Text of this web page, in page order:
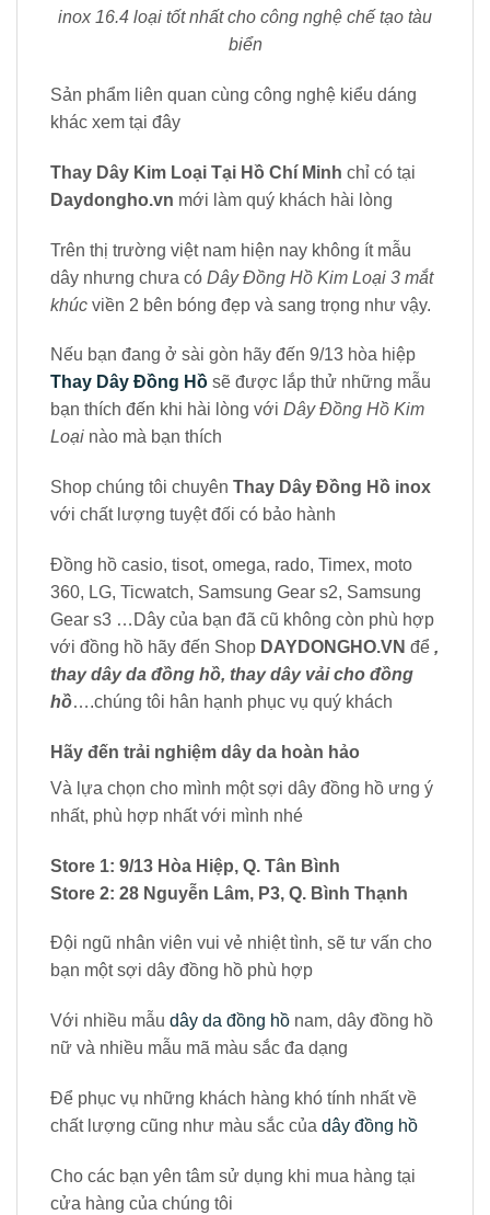
inox 16.4 loại tốt nhất cho công nghệ chế tạo tàu
biển
Sản phẩm liên quan cùng công nghệ kiểu dáng
khác xem tại đây
Thay Dây Kim Loại Tại Hồ Chí Minh chỉ có tại
Daydongho.vn mới làm quý khách hài lòng
Trên thị trường việt nam hiện nay không ít mẫu
dây nhưng chưa có Dây Đồng Hồ Kim Loại 3 mắt
khúc viền 2 bên bóng đẹp và sang trọng như vậy.
Nếu bạn đang ở sài gòn hãy đến 9/13 hòa hiệp
Thay Dây Đồng Hồ sẽ được lắp thử những mẫu
bạn thích đến khi hài lòng với Dây Đồng Hồ Kim
Loại nào mà bạn thích
Shop chúng tôi chuyên Thay Dây Đồng Hồ inox
với chất lượng tuyệt đối có bảo hành
Đồng hồ casio, tisot, omega, rado, Timex, moto
360, LG, Ticwatch, Samsung Gear s2, Samsung
Gear s3 …Dây của bạn đã cũ không còn phù hợp
với đồng hồ hãy đến Shop DAYDONGHO.VN để ,
thay dây da đồng hồ, thay dây vải cho đồng
hồ….chúng tôi hân hạnh phục vụ quý khách
Hãy đến trải nghiệm dây da hoàn hảo
Và lựa chọn cho mình một sợi dây đồng hồ ưng ý
nhất, phù hợp nhất với mình nhé
Store 1: 9/13 Hòa Hiệp, Q. Tân Bình
Store 2: 28 Nguyễn Lâm, P3, Q. Bình Thạnh
Đội ngũ nhân viên vui vẻ nhiệt tình, sẽ tư vấn cho
bạn một sợi dây đồng hồ phù hợp
Với nhiều mẫu dây da đồng hồ nam, dây đồng hồ
nữ và nhiều mẫu mã màu sắc đa dạng
Để phục vụ những khách hàng khó tính nhất về
chất lượng cũng như màu sắc của dây đồng hồ
Cho các bạn yên tâm sử dụng khi mua hàng tại
cửa hàng của chúng tôi